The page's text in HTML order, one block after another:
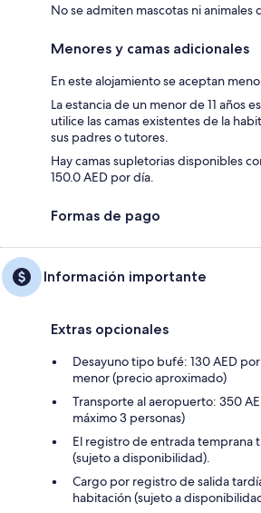
No se admiten mascotas ni animales
Menores y camas adicionales
En este alojamiento se aceptan
La estancia de un menor de 11 años
utilice las camas existentes de la
sus padres o tutores.
Hay camas supletorias disponibles
150.0 AED por día.
Formas de pago
Información importante
Extras opcionales
Desayuno tipo bufé: 130 AED
menor (precio aproximado)
Transporte al aeropuerto: 350
máximo 3 personas)
El registro de entrada temprana
(sujeto a disponibilidad).
Cargo por registro de salida
habitación (sujeto a